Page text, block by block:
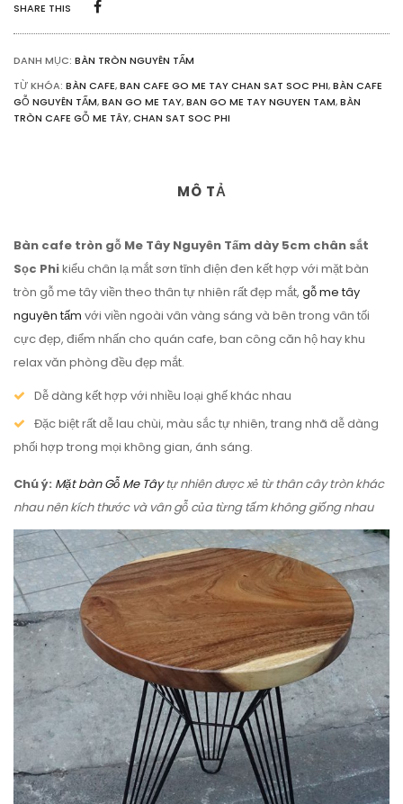
CHÂN
SỐ
LƯỢNG
SHARE THIS
DANH MỤC: BÀN TRÒN NGUYÊN TẤM
TỪ KHÓA: BÀN CAFE,BAN CAFE GO ME TAY CHAN SAT SOC PHI,BÀN CAFE
GỖ NGUYÊN TẤM,BAN GO ME TAY,BAN GO ME TAY NGUYEN TAM,BÀN
TRÒN CAFE GỖ ME TÂY,CHAN SAT SOC PHI
MÔ TẢ
Bàn cafe tròn gỗ Me Tây Nguyên Tấm dày 5cm chân sắt
Sọc Phikiểu chân lạ mắt sơn tĩnh điện đen kết hợp với mặt bàn
tròn gỗ me tây viền theo thân tự nhiên rất đẹp mắt, gỗ me tây
nguyên tấm với viền ngoài vân vàng sáng và bên trong vân tối
cực đẹp, điểm nhấn cho quán cafe, ban công căn hộ hay khu
relax văn phòng đều đẹp mắt.
Dễ dàng kết hợp với nhiều loại ghế khác nhau
Đặc biệt rất dễ lau chùi, màu sắc tự nhiên, trang nhã dễ dàng
phối hợp trong mọi không gian, ánh sáng.
Chú ý: Mặt bàn Gỗ Me Tâytự nhiên được xẻ từ thân cây tròn khác
nhau nên kích thước và vân gỗ của từng tấm không giống nhau